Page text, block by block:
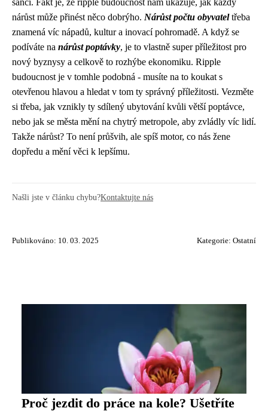
šancí. Fakt je, že ripple budoucnost nám ukazuje, jak každý
nárůst může přinést něco dobrýho. Nárůst počtu obyvateltřeba
znamená víc nápadů, kultur a inovací pohromadě. A když se
podíváte na nárůst poptávky, je to vlastně super příležitost pro
nový byznysy a celkově to rozhýbe ekonomiku. Ripple
budoucnost je v tomhle podobná - musíte na to koukat s
otevřenou hlavou a hledat v tom ty správný příležitosti. Vezměte
si třeba, jak vznikly ty sdílený ubytování kvůli větší poptávce,
nebo jak se města mění na chytrý metropole, aby zvládly víc lidí.
Takže nárůst? To není průšvih, ale spíš motor, co nás žene
dopředu a mění věci k lepšímu.
Našli jste v článku chybu?Kontaktujte nás
Publikováno: 10. 03. 2025 Kategorie: Ostatní
Proč jezdit do práce na kole? Ušetříte